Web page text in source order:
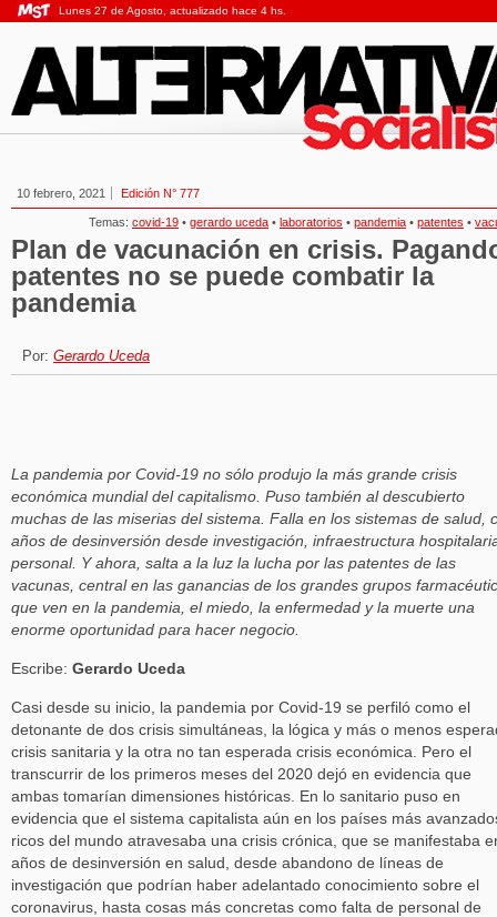
Lunes 27 de Agosto, actualizado hace 4 hs.
10 febrero, 2021 Edición N° 777
Temas: covid-19 • gerardo uceda • laboratorios • pandemia • patentes •
Plan de vacunación en crisis.
patentes no se puede combatir la
pandemia
Por: Gerardo Uceda
La pandemia por Covid-19 no sólo produjo la más grande crisis
económica mundial del capitalismo. Puso también al descubierto
muchas de las miserias del sistema. Falla en los sistemas de salud,
años de desinversión desde investigación, infraestructura
personal. Y ahora, salta a la luz la lucha por las patentes de las
vacunas, central en las ganancias de los grandes grupos
que ven en la pandemia, el miedo, la enfermedad y la muerte una
enorme oportunidad para hacer negocio.
Escribe: Gerardo Uceda
Casi desde su inicio, la pandemia por Covid-19 se perfiló como el
detonante de dos crisis simultáneas, la lógica y más o menos
crisis sanitaria y la otra no tan esperada crisis económica. Pero el
transcurrir de los primeros meses del 2020 dejó en evidencia que
ambas tomarían dimensiones históricas. En lo sanitario puso en
evidencia que el sistema capitalista aún en los países más
ricos del mundo atravesaba una crisis crónica, que se manifestaba
años de desinversión en salud, desde abandono de líneas de
investigación que podrían haber adelantado conocimiento sobre el
coronavirus, hasta cosas más concretas como falta de personal de